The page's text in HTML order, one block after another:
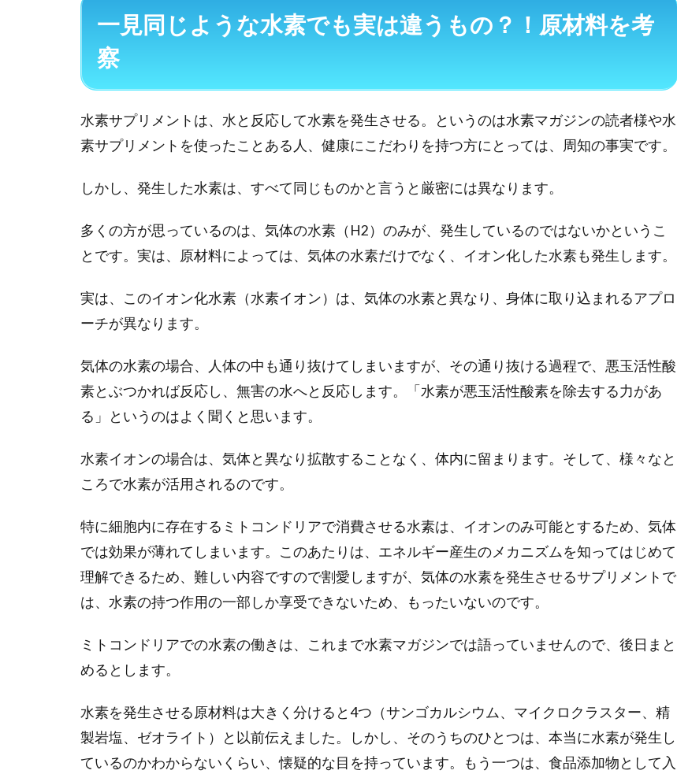
一見同じような水素でも実は違うもの？！原材料を考
察
水素サプリメントは、水と反応して水素を発生させる。というのは水素マガジンの読者様や水
素サプリメントを使ったことある人、健康にこだわりを持つ方にとっては、周知の事実です。
しかし、発生した水素は、すべて同じものかと言うと厳密には異なります。
多くの方が思っているのは、気体の水素（H2）のみが、発生しているのではないかというこ
とです。実は、原材料によっては、気体の水素だけでなく、イオン化した水素も発生します。
実は、このイオン化水素（水素イオン）は、気体の水素と異なり、身体に取り込まれるアプロ
ーチが異なります。
気体の水素の場合、人体の中も通り抜けてしまいますが、その通り抜ける過程で、悪玉活性酸
素とぶつかれば反応し、無害の水へと反応します。「水素が悪玉活性酸素を除去する力があ
る」というのはよく聞くと思います。
水素イオンの場合は、気体と異なり拡散することなく、体内に留まります。そして、様々なと
ころで水素が活用されるのです。
特に細胞内に存在するミトコンドリアで消費させる水素は、イオンのみ可能とするため、気体
では効果が薄れてしまいます。このあたりは、エネルギー産生のメカニズムを知ってはじめて
理解できるため、難しい内容ですので割愛しますが、気体の水素を発生させるサプリメントで
は、水素の持つ作用の一部しか享受できないため、もったいないのです。
ミトコンドリアでの水素の働きは、これまで水素マガジンでは語っていませんので、後日まと
めるとします。
水素を発生させる原材料は大きく分けると4つ（サンゴカルシウム、マイクロクラスター、精
製岩塩、ゼオライト）と以前伝えました。しかし、そのうちのひとつは、本当に水素が発生し
ているのかわからないくらい、懐疑的な目を持っています。もう一つは、食品添加物として入